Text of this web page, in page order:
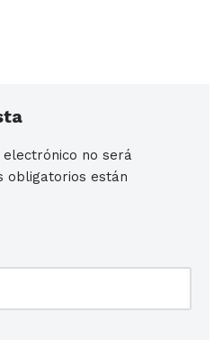
no será
obligatorios están